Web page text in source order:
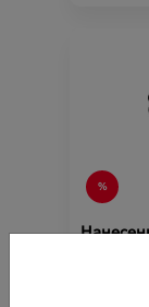
Ціна